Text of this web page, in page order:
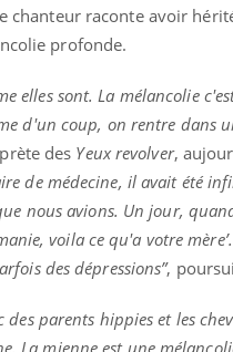
raconte avoir
profonde.
elles sont. La mélancolie
d'un coup, on rentre dans
des Yeux revolver,
de médecine, il avait été
nous avions. Un jour,
voila ce qu'a votre
des dépressions”,
des parents hippies et les
La sieste empêche-t-elle
de dormir la nuit ?
tous les jours se profile-t-
elle enfin ?
Pourquoi votre ventre
gâche-t-il les premiers
jours de vos vacances ?